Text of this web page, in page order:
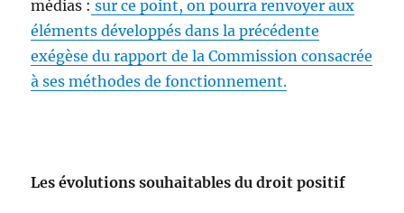
médias : sur ce point, on pourra renvoyer aux
éléments développés dans la précédente
exégèse du rapport de la Commission consacrée
à ses méthodes de fonctionnement.
Les évolutions souhaitables du droit positif